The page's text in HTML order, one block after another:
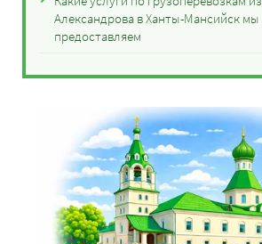
Александрова в Ханты-Мансийск мы
предоставляем